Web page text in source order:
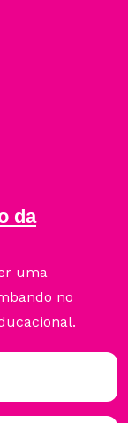
da
uma
no